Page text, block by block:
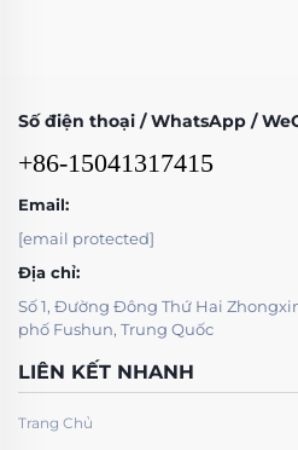
Số điện thoại / WhatsApp /
+86-15041317415
Email:
[email protected]
Địa chỉ:
Số 1, Đường Đông Thứ Hai
phố Fushun, Trung Quốc
LIÊN KẾT NHANH
Trang Chủ